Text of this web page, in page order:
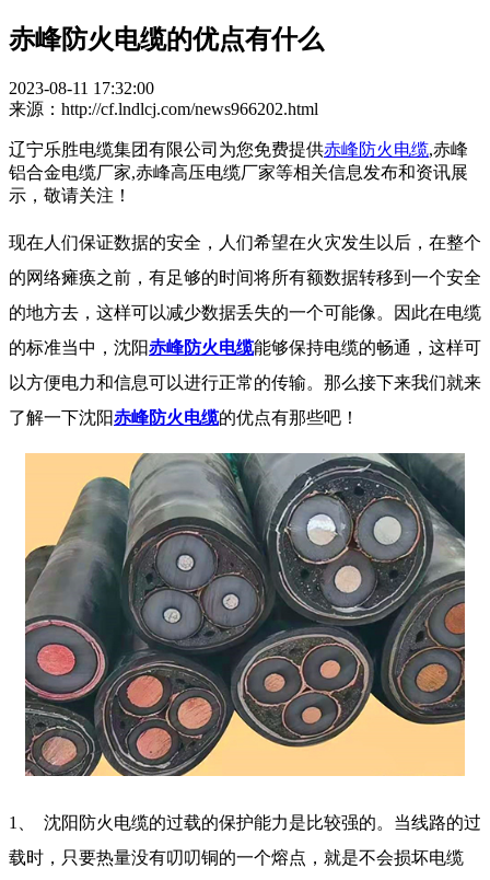
赤峰防火电缆的优点有什么
2023-08-11 17:32:00
来源：http://cf.lndlcj.com/news966202.html
辽宁乐胜电缆集团有限公司为您免费提供赤峰防火电缆,赤峰
铝合金电缆厂家,赤峰高压电缆厂家等相关信息发布和资讯展
示，敬请关注！
现在人们保证数据的安全，人们希望在火灾发生以后，在整个
的网络瘫痪之前，有足够的时间将所有额数据转移到一个安全
的地方去，这样可以减少数据丢失的一个可能像。因此在电缆
的标准当中，沈阳赤峰防火电缆能够保持电缆的畅通，这样可
以方便电力和信息可以进行正常的传输。那么接下来我们就来
了解一下沈阳赤峰防火电缆的优点有那些吧！
1、
沈阳防火电缆的过载的保护能力是比较强的。当线路的过
载时，只要热量没有叨叨铜的一个熔点，就是不会损坏电缆